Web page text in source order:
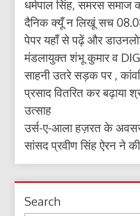
धर्मपाल सिंह, समरस समाज
दैनिक क्यूँ न लिखूं सच
पेपर यहाँ से पढ़ें और
मंडलायुक्त शंभू कुमार व
साहनी उतरे सड़क पर ,
प्रसाद वितरित कर बढ़ाया
उत्साह
उर्स-ए-आला हज़रत के अवसर
सांसद प्रवीण सिंह ऐरन ने की
Search